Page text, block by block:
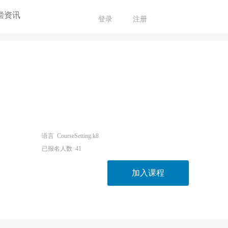
资讯 登录 注册
语言 CourseSetting.k8
已报名人数 41
加入课程